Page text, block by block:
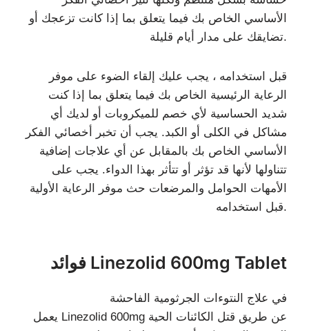
الأساسي الخاص بك فيما يتعلق بما إذا كانت تزعجك أو
تضايقك على مدار أيام قليلة.
قبل استخدامه ، يجب عليك إلقاء الضوء على موفر
الرعاية الرئيسية الخاص بك فيما يتعلق بما إذا كنت
شديد الحساسية لأي خصم للميكروبات أو لديك أي
مشاكل في الكلى أو الكبد. يجب أن تخبر أخصائي الفكر
الأساسي الخاص بك بالمقابل عن أي علاجات إضافية
تتناولها لأنها قد تؤثر أو تتأثر بهذا الدواء. يجب على
الأمهات الحوامل والمرضعات حث موفر الرعاية الأولية
قبل استخدامه.
فوائد Linezolid 600mg Tablet
في علاج النتوءات الجرثومية الفاحشة
يعمل Linezolid 600mg عن طريق قتل الكائنات الحية